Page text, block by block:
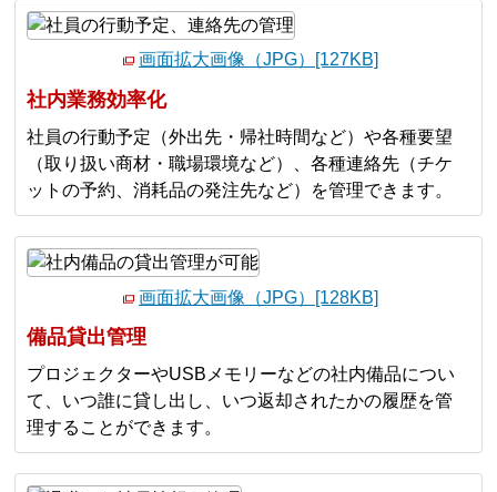
画面拡大画像（JPG）[127KB]
社内業務効率化
社員の行動予定（外出先・帰社時間など）や各種要望
（取り扱い商材・職場環境など）、各種連絡先（チケ
ットの予約、消耗品の発注先など）を管理できます。
画面拡大画像（JPG）[128KB]
備品貸出管理
プロジェクターやUSBメモリーなどの社内備品につい
て、いつ誰に貸し出し、いつ返却されたかの履歴を管
理することができます。